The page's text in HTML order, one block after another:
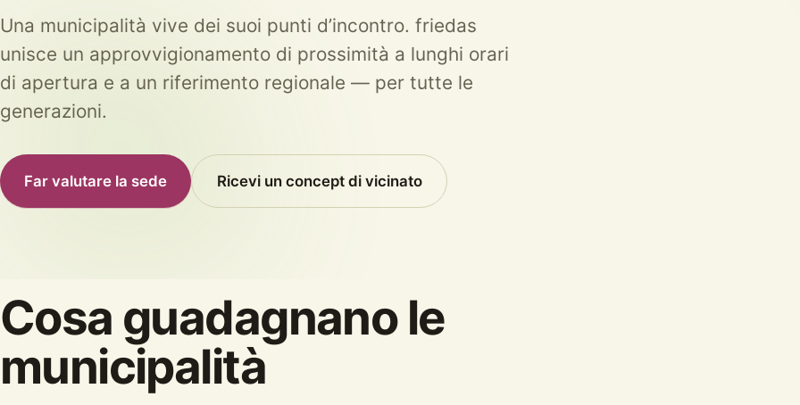
Una municipalità vive dei suoi punti d’incontro. friedas
unisce un approvvigionamento di prossimità a lunghi orari
di apertura e a un riferimento regionale — per tutte le
generazioni.
Far valutare la sede Ricevi un concept di vicinato
Cosa guadagnano le
municipalità